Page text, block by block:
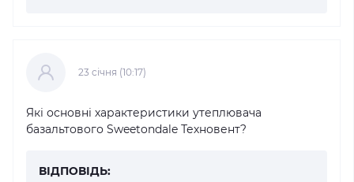
23 cічня (10:17)
Які основні характеристики утеплювача
базальтового Sweetondale Техновент?
ВІДПОВІДЬ: